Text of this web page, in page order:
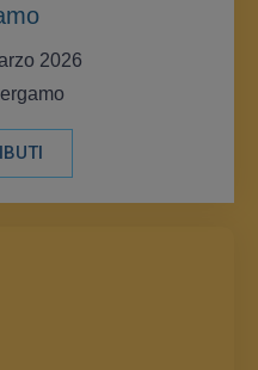
2026